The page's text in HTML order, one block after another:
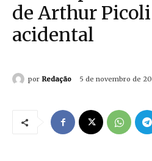
de Arthur
acidental
por Redação 5 de novembro de